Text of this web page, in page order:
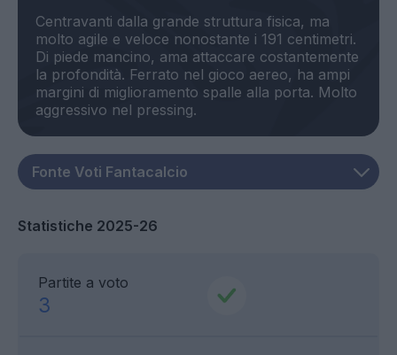
Centravanti dalla grande struttura fisica, ma
molto agile e veloce nonostante i 191 centimetri.
Di piede mancino, ama attaccare costantemente
la profondità. Ferrato nel gioco aereo, ha ampi
margini di miglioramento spalle alla porta. Molto
Statistiche 2025-26
Partite a voto
3